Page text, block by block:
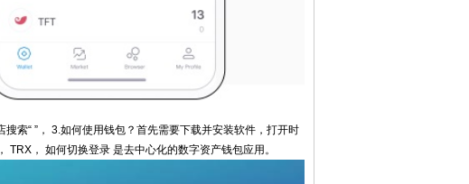
索“ ”， 3.如何使用钱包？首先需要下载并安装软件，打开时
TRX， 如何切换登录 是去中心化的数字资产钱包应用。